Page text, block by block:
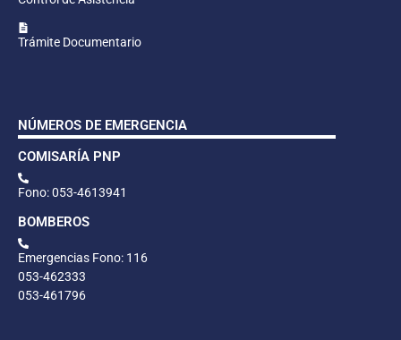
Trámite Documentario
NÚMEROS DE EMERGENCIA
COMISARÍA PNP
Fono: 053-4613941
BOMBEROS
Emergencias Fono: 116
053-462333
053-461796